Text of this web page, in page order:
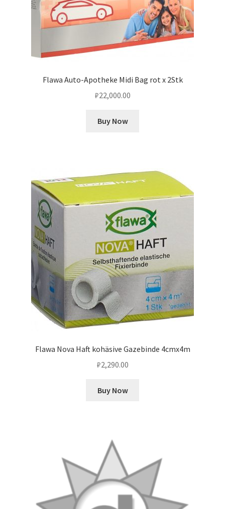
Flawa Auto-Apotheke Midi Bag rot x 2Stk
₽22,000.00
Buy Now
Flawa Nova Haft kohäsive Gazebinde 4cmx4m
₽2,290.00
Buy Now